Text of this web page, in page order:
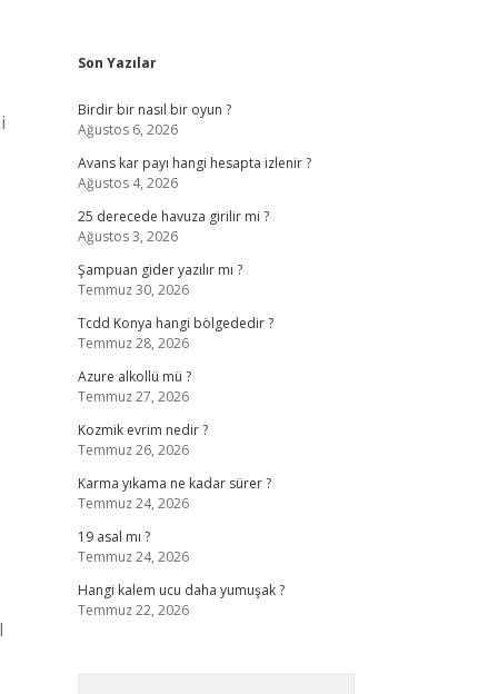
Son Yazılar
Birdir bir nasıl bir oyun ?
Ağustos 6, 2026
Avans kar payı hangi hesapta izlenir ?
Ağustos 4, 2026
25 derecede havuza girilir mi ?
Ağustos 3, 2026
Şampuan gider yazılır mı ?
Temmuz 30, 2026
Tcdd Konya hangi bölgededir ?
Temmuz 28, 2026
Azure alkollü mü ?
Temmuz 27, 2026
Kozmik evrim nedir ?
Temmuz 26, 2026
Karma yıkama ne kadar sürer ?
Temmuz 24, 2026
19 asal mı ?
Temmuz 24, 2026
Hangi kalem ucu daha yumuşak ?
Temmuz 22, 2026